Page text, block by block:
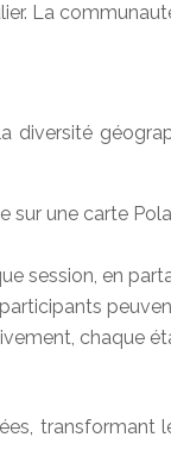
La
diversité
une carte
session, en
chaque